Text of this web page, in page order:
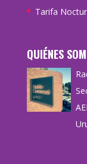
Tarifa
QUIÉNES